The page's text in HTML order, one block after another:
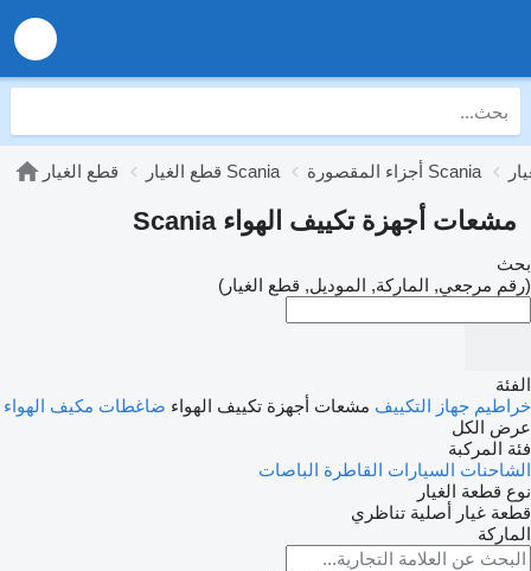
قطع الغيار قطع الغيار Scania أجزاء المقصورة Scania
مشعات أجهزة تكييف الهواء Scania
بحث
(رقم مرجعي, الماركة, الموديل, قطع الغيار)
الفئة
خراطيم جهاز التكييف مشعات أجهزة تكييف الهواء ضاغطات مكيف الهواء
عرض الكل
فئة المركبة
الشاحنات السيارات القاطرة الباصات
نوع قطعة الغيار
قطعة غيار أصلية تناظري
الماركة